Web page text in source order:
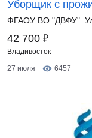
Уборщик с
ФГАОУ ВО "ДВФУ".
42 700 ₽
Владивосток
27 июля
6457